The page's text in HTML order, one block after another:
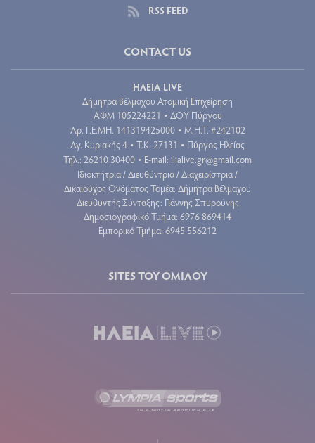
RSS FEED
CONTACT US
ΗΛΕΙΑ LIVE
Δήμητρα Βέλμαχου Ατομική Επιχείρηση
ΑΦΜ 105224221 • ΔΟΥ Πύργου
Aρ. Γ.Ε.ΜΗ. 141319425000 • Μ.Η.Τ. #242102
Αγ. Κυριακής 4 • Τ.Κ. 27131 • Πύργος Ηλείας
Τηλ.: 26210 30400 • E-mail: ilialive.gr@gmail.com
Ιδιοκτήτρια / Διευθύντρια / Διαχειρίστρια /
Δικαιούχος Ονόματος Τομέα: Δήμητρα Βέλμαχου
Διευθυντής Σύνταξης: Γιάννης Σπυρούνης
Δημοσιογραφικό Τμήμα: 6976 869414
Εμπορικό Τμήμα: 6945 556212
SITES ΤΟΥ ΟΜΙΛΟΥ